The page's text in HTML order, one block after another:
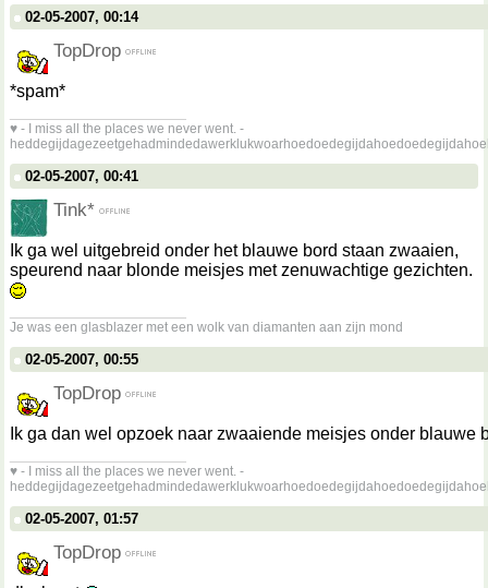
02-05-2007, 00:14
TopDrop
*spam*
♥ - I miss all the places we never went. -
02-05-2007, 00:41
Tink*
Ik ga wel uitgebreid onder het blauwe bord staan zwaaien,
speurend naar blonde meisjes met zenuwachtige gezichten.
Je was een glasblazer met een wolk van diamanten aan zijn mond
02-05-2007, 00:55
TopDrop
Ik ga dan wel opzoek naar zwaaiende meisjes onder blauwe
♥ - I miss all the places we never went. -
02-05-2007, 01:57
TopDrop